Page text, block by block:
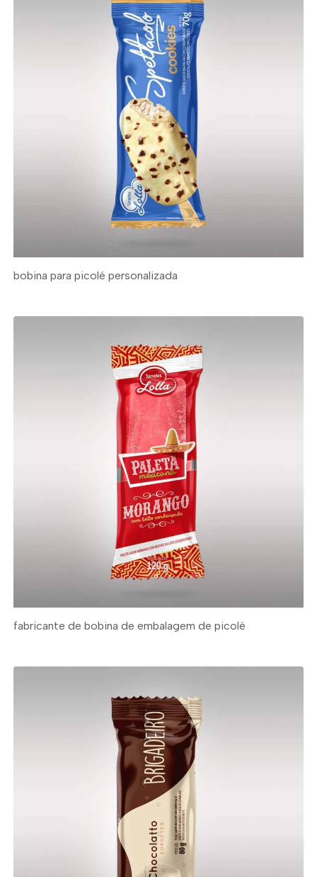
bobina para picolé personalizada
fabricante de bobina de embalagem de picolé